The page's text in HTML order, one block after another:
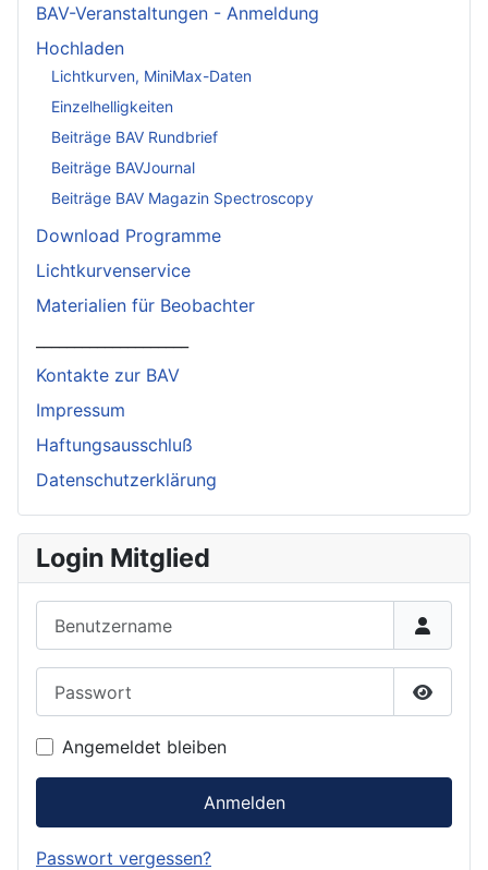
BAV-Veranstaltungen - Anmeldung
Hochladen
Lichtkurven, MiniMax-Daten
Einzelhelligkeiten
Beiträge BAV Rundbrief
Beiträge BAVJournal
Beiträge BAV Magazin Spectroscopy
Download Programme
Lichtkurvenservice
Materialien für Beobachter
Kontakte zur BAV
Impressum
Haftungsausschluß
Datenschutzerklärung
Login Mitglied
Angemeldet bleiben
Anmelden
Passwort vergessen?